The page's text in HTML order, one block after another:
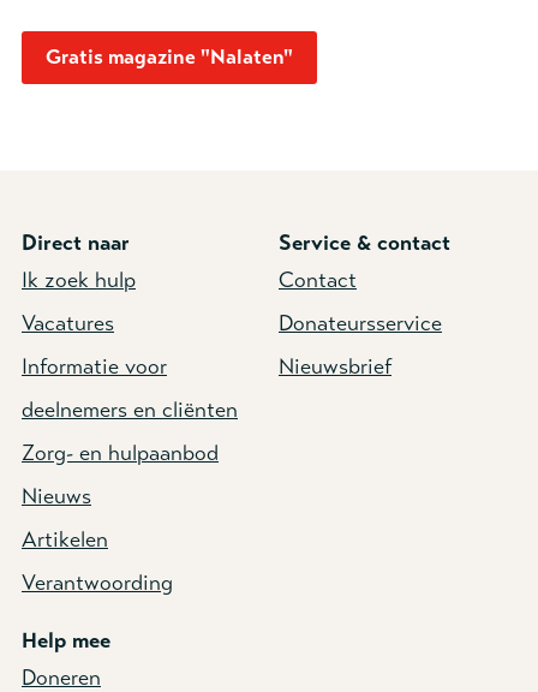
Gratis magazine "Nalaten"
Direct naar
Ik zoek hulp
Vacatures
Informatie voor
deelnemers en cliënten
Zorg- en hulpaanbod
Nieuws
Artikelen
Verantwoording
Service & contact
Contact
Donateursservice
Nieuwsbrief
Help mee
Doneren